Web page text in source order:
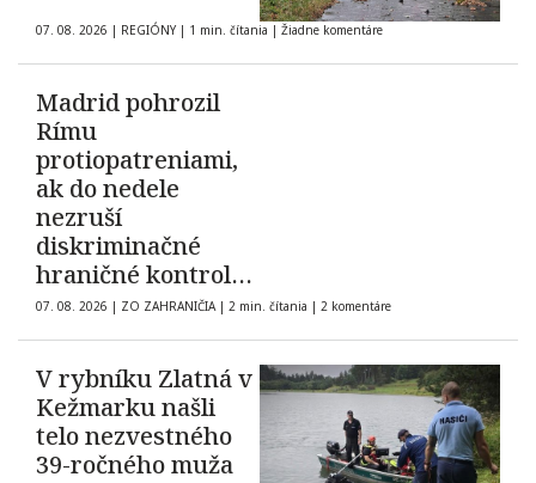
07. 08. 2026 | REGIÓNY | 1 min. čítania | Žiadne komentáre
Madrid pohrozil
Rímu
protiopatreniami,
ak do nedele
nezruší
diskriminačné
hraničné kontroly
španielskych
občanov
07. 08. 2026 | ZO ZAHRANIČIA | 2 min. čítania | 2 komentáre
V rybníku Zlatná v
Kežmarku našli
telo nezvestného
39-ročného muža